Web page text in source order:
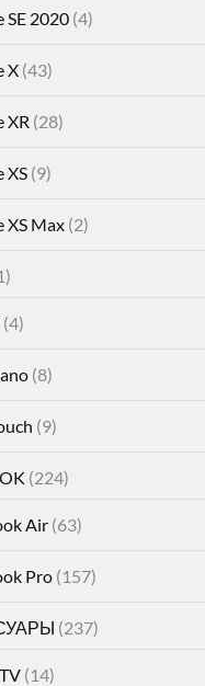
SE 2020 (4)
X (43)
XR (28)
XS (9)
XS Max (2)
(4)
(8)
(9)
(224)
Air (63)
Pro (157)
(237)
(14)